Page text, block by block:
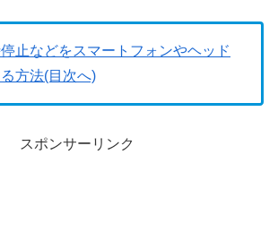
止などをスマートフォンやヘッド
方法(目次へ)
スポンサーリンク